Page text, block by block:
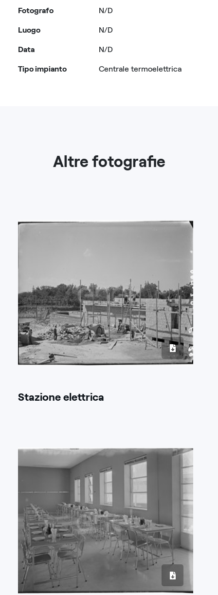
Fotografo
Luogo
Data
Tipo impianto
N/D
N/D
N/D
Centrale termoelettrica
Altre fotografie
Stazione elettrica